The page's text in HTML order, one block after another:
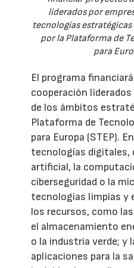
liderados por
tecnologías
por la Plataforma de
para
El programa
cooperación
de los ámbitos
Plataforma de
para Europa (STEP).
tecnologías digitales,
artificial, la
ciberseguridad o la
tecnologías limpias y
los recursos, como
el almacenamiento
o la industria verde; y
aplicaciones para la